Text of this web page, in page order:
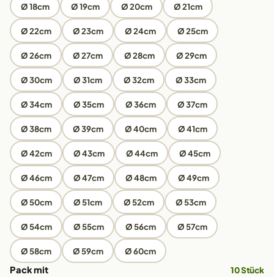
Ø 18cm Ø 19cm Ø 20cm Ø 21cm
Ø 22cm Ø 23cm Ø 24cm Ø 25cm
Ø 26cm Ø 27cm Ø 28cm Ø 29cm
Ø 30cm Ø 31cm Ø 32cm Ø 33cm
Ø 34cm Ø 35cm Ø 36cm Ø 37cm
Ø 38cm Ø 39cm Ø 40cm Ø 41cm
Ø 42cm Ø 43cm Ø 44cm Ø 45cm
Ø 46cm Ø 47cm Ø 48cm Ø 49cm
Ø 50cm Ø 51cm Ø 52cm Ø 53cm
Ø 54cm Ø 55cm Ø 56cm Ø 57cm
Ø 58cm Ø 59cm Ø 60cm
Pack mit 10 Stück